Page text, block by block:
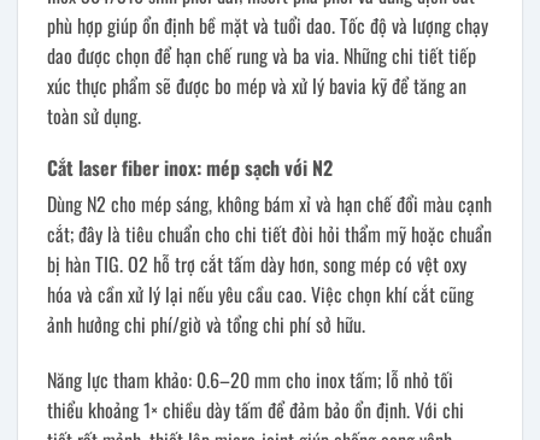
phù hợp giúp ổn định bề mặt và tuổi dao. Tốc độ và lượng chạy
dao được chọn để hạn chế rung và ba via. Những chi tiết tiếp
xúc thực phẩm sẽ được bo mép và xử lý bavia kỹ để tăng an
toàn sử dụng.
Cắt laser fiber inox: mép sạch với N2
Dùng N2 cho mép sáng, không bám xỉ và hạn chế đổi màu cạnh
cắt; đây là tiêu chuẩn cho chi tiết đòi hỏi thẩm mỹ hoặc chuẩn
bị hàn TIG. O2 hỗ trợ cắt tấm dày hơn, song mép có vệt oxy
hóa và cần xử lý lại nếu yêu cầu cao. Việc chọn khí cắt cũng
ảnh hưởng chi phí/giờ và tổng chi phí sở hữu.
Năng lực tham khảo: 0.6–20 mm cho inox tấm; lỗ nhỏ tối
thiểu khoảng 1× chiều dày tấm để đảm bảo ổn định. Với chi